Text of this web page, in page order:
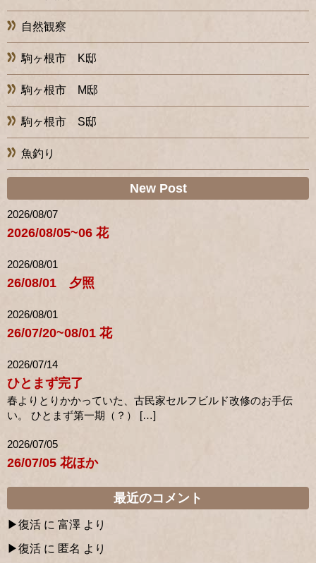
自然観察
駒ヶ根市 K邸
駒ヶ根市 M邸
駒ヶ根市 S邸
魚釣り
New Post
2026/08/07
2026/08/05~06 花
2026/08/01
26/08/01 夕照
2026/08/01
26/07/20~08/01 花
2026/07/14
ひとまず完了
春よりとりかかっていた、古民家セルフビルド改修のお手伝
い。 ひとまず第一期（？） […]
2026/07/05
26/07/05 花ほか
最近のコメント
復活 に 富澤 より
復活 に 匿名 より